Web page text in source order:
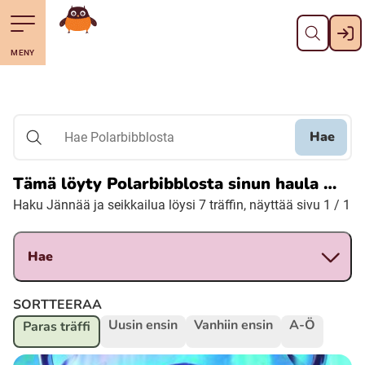
Till navigering av sidans innehåll
Till övergripande innehåll för webbplatsen Pane kiini
Julevsámegiella (Lulesamiska)
Davvisámegiella (Nordsamiska)
Bidumsámegiella (Pitesamiska)
MENY
Mene starttisivule
Hae Polarbibblosta
Hae
Tämä löyty Polarbibblosta sinun haula …
Haku Jännää ja seikkailua löysi 7 träffin, näyttää sivu 1 / 1
Hae
SORTTEERAA
Paras träffi
Uusin ensin Vanhiin ensin A-Ö